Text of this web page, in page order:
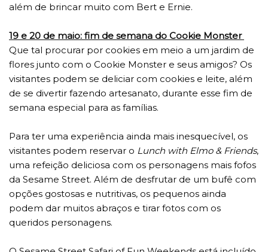
além de brincar muito com Bert e Ernie.
19 e 20 de maio: fim de semana do Cookie Monster
Que tal procurar por cookies em meio a um jardim de
flores junto com o Cookie Monster e seus amigos? Os
visitantes podem se deliciar com cookies e leite, além
de se divertir fazendo artesanato, durante esse fim de
semana especial para as famílias.
Para ter uma experiência ainda mais inesquecível, os
visitantes podem reservar o Lunch with Elmo & Friends,
uma refeição deliciosa com os personagens mais fofos
da Sesame Street. Além de desfrutar de um bufê com
opções gostosas e nutritivas, os pequenos ainda
podem dar muitos abraços e tirar fotos com os
queridos personagens.